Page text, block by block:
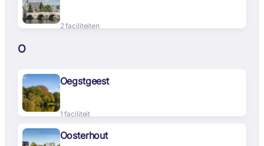
2 faciliteiten
O
Oegstgeest
1 faciliteit
Oosterhout